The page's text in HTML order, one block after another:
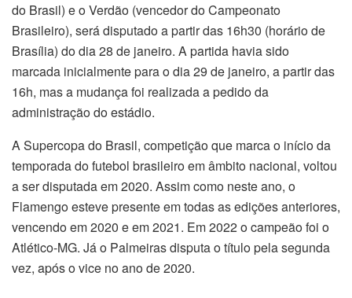
do Brasil) e o Verdão (vencedor do Campeonato
Brasileiro), será disputado a partir das 16h30 (horário de
Brasília) do dia 28 de janeiro. A partida havia sido
marcada inicialmente para o dia 29 de janeiro, a partir das
16h, mas a mudança foi realizada a pedido da
administração do estádio.
A Supercopa do Brasil, competição que marca o início da
temporada do futebol brasileiro em âmbito nacional, voltou
a ser disputada em 2020. Assim como neste ano, o
Flamengo esteve presente em todas as edições anteriores,
vencendo em 2020 e em 2021. Em 2022 o campeão foi o
Atlético-MG. Já o Palmeiras disputa o título pela segunda
vez, após o vice no ano de 2020.